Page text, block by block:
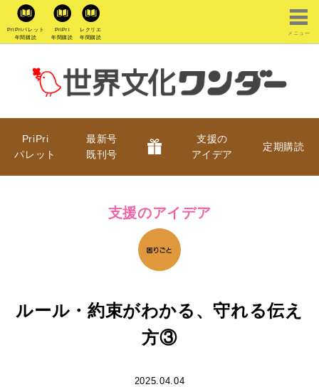
PriPriパレット
年間購読
PriPri
年間購読
レクリエ
年間購読
メニュー
PriPri
パレット
最新号
既刊号
支援の
アイデア
定期購読
支援のアイデア
ルール・約束がわかる、守れる伝え
方③
2025.04.04